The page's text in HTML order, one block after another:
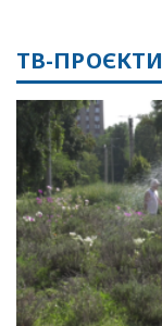
ТВ-ПРОЄКТИ